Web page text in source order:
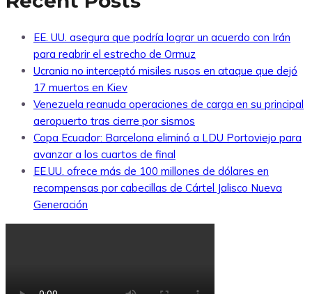
EE. UU. asegura que podría lograr un acuerdo con Irán
para reabrir el estrecho de Ormuz
Ucrania no interceptó misiles rusos en ataque que dejó
17 muertos en Kiev
Venezuela reanuda operaciones de carga en su principal
aeropuerto tras cierre por sismos
Copa Ecuador: Barcelona eliminó a LDU Portoviejo para
avanzar a los cuartos de final
EE.UU. ofrece más de 100 millones de dólares en
recompensas por cabecillas de Cártel Jalisco Nueva
Generación